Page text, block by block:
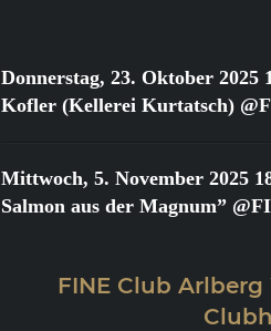
Donnerstag, 23. Oktober 2025
Kofler (Kellerei Kurtatsch)
Mittwoch, 5. November 2025
Salmon aus der Magnum”
FINE Club